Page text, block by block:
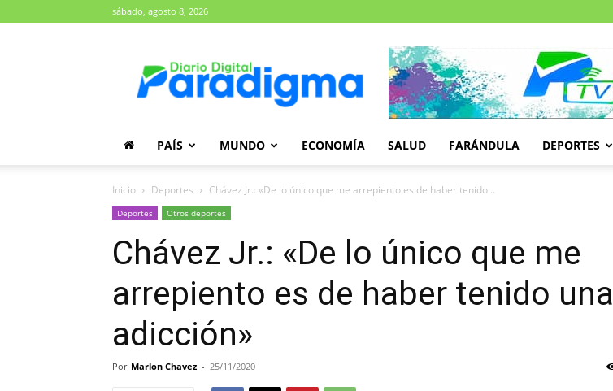
sábado, agosto 8, 2026
Paradigma
PAÍS MUNDO ECONOMÍA SALUD FARÁNDULA DEPORTES
Inicio Deportes Chávez Jr.: «De lo único que me arrepiento es de haber tenido...
Deportes Otros deportes
Chávez Jr.: «De lo único que me
arrepiento es de haber tenido una
adicción»
Por Marlon Chavez - 25/11/2020